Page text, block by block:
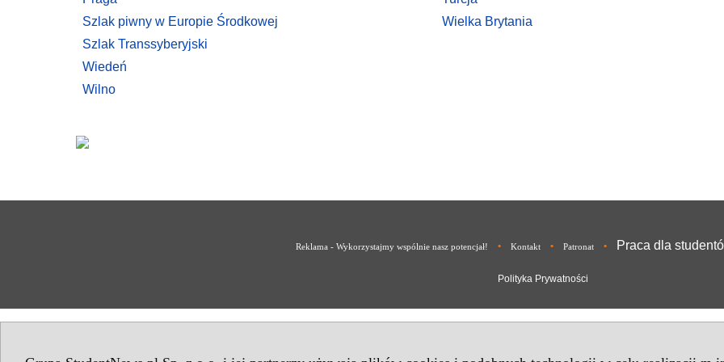
Szlak piwny w Europie Środkowej
Szlak Transsyberyjski
Wiedeń
Wilno
Wielka Brytania
Reklama - Wykorzystajmy wspólnie nasz potencjał! • Kontakt • Patronat • Praca dla
Polityka Prywatności